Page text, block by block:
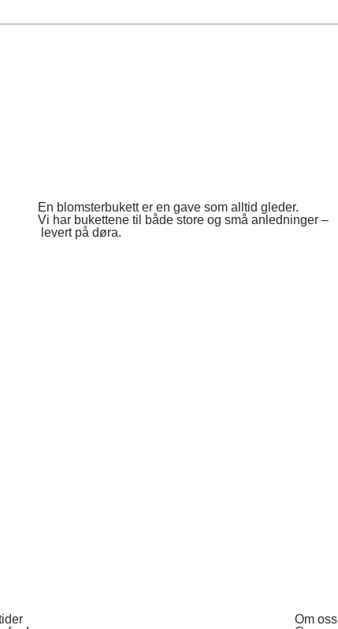
En blomsterbukett er en gave som alltid gleder.
Vi har bukettene til både store og små anledninger –
levert på døra.
Om oss